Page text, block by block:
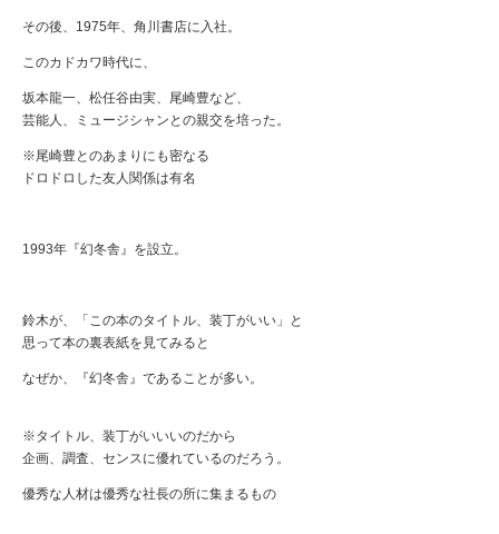
その後、1975年、角川書店に入社。
このカドカワ時代に、
坂本龍一、松任谷由実、尾崎豊など、
芸能人、ミュージシャンとの親交を培った。
※尾崎豊とのあまりにも密なる
ドロドロした友人関係は有名
1993年『幻冬舎』を設立。
鈴木が、「この本のタイトル、装丁がいい」と
思って本の裏表紙を見てみると
なぜか、『幻冬舎』であることが多い。
※タイトル、装丁がいいいのだから
企画、調査、センスに優れているのだろう。
優秀な人材は優秀な社長の所に集まるもの